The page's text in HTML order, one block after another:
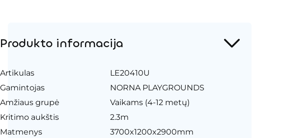
Produkto informacija
Artikulas
LE20410U
Gamintojas
NORNA PLAYGROUNDS
Amžiaus grupė
Vaikams (4-12 metų)
Kritimo aukštis
2.3m
Matmenys
3700x1200x2900mm